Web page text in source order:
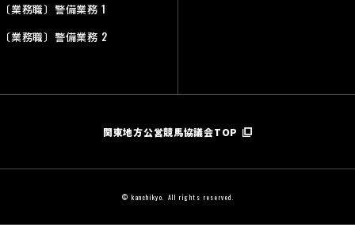
〔業務職〕警備業務 1
〔業務職〕警備業務 2
関東地方公営競馬協議会TOP
© kanchikyo. All rights reserved.